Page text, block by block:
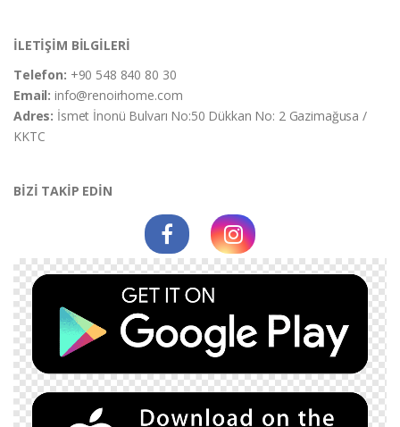
İLETİŞİM BİLGİLERİ
Telefon: +90 548 840 80 30
Email:info@renoirhome.com
Adres: İsmet İnonü Bulvarı No:50 Dükkan No: 2 Gazimağusa /
KKTC
BİZİ TAKİP EDİN